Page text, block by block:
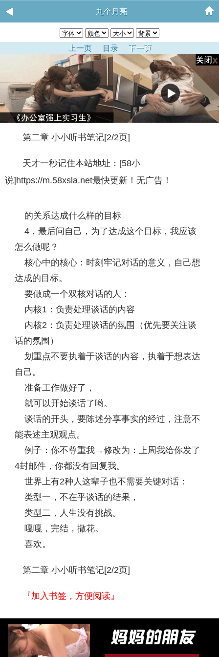
九个月亮
上一页 目录 下一页
第二章 小小听书笔记[2/2页]
天才一秒记住本站地址：[58小
说]https://m.58xsla.net最快更新！无广告！
的关系达成什么样的目标
4，最后问自己，为了达成这个目标，我应该
怎么做呢？
核心中的核心：时刻牢记对话的意义，自己想
达成的目标。
要做成一个双核对话的人：
内核1：负责处理谈话的内容
内核2：负责处理谈话的氛围（优先要关注谈
话的氛围）
划重点不要执着于谈话的内容，执着于想表达
自己。
准备工作做好了，
就可以开始谈话了哟。
谈话的开头，要陈述分享事实的经过，注意不
能表述主观观点。
例子：你不尊重我→修改为：上周我给你发了
4封邮件，你都没有回复我。
世界上有2种人这辈子也不需要关键对话：
类型一，不在乎谈话的结果，
类型二，人生没有挑战。
嘎嘎，完结，撒花。
喜欢。
第二章 小小听书笔记[2/2页]
『加入书签，方便阅读』